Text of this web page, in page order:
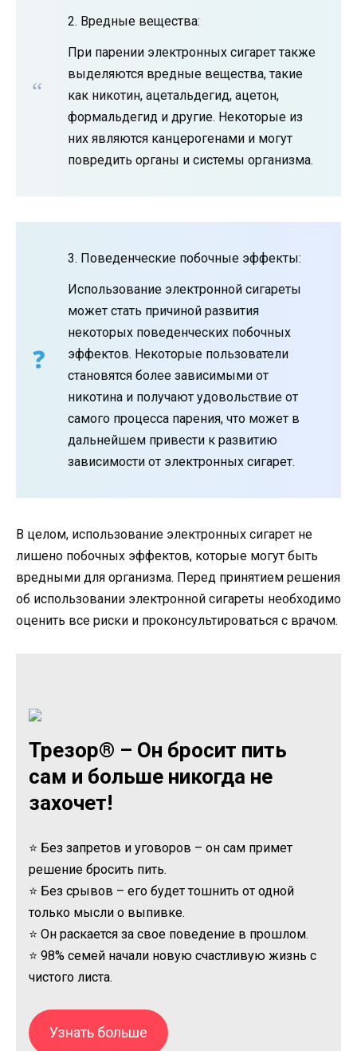
2. Вредные вещества:
При парении электронных сигарет также
выделяются вредные вещества, такие
как никотин, ацетальдегид, ацетон,
формальдегид и другие. Некоторые из
них являются канцерогенами и могут
повредить органы и системы организма.
3. Поведенческие побочные эффекты:
Использование электронной сигареты
может стать причиной развития
некоторых поведенческих побочных
эффектов. Некоторые пользователи
становятся более зависимыми от
никотина и получают удовольствие от
самого процесса парения, что может в
дальнейшем привести к развитию
зависимости от электронных сигарет.
В целом, использование электронных сигарет не
лишено побочных эффектов, которые могут быть
вредными для организма. Перед принятием решения
об использовании электронной сигареты необходимо
оценить все риски и проконсультироваться с врачом.
Трезор® – Он бросит пить
сам и больше никогда не
захочет!
⭐ Без запретов и уговоров – он сам примет
решение бросить пить.
⭐ Без срывов – его будет тошнить от одной
только мысли о выпивке.
⭐ Он раскается за свое поведение в прошлом.
⭐ 98% семей начали новую счастливую жизнь с
чистого листа.
Узнать больше